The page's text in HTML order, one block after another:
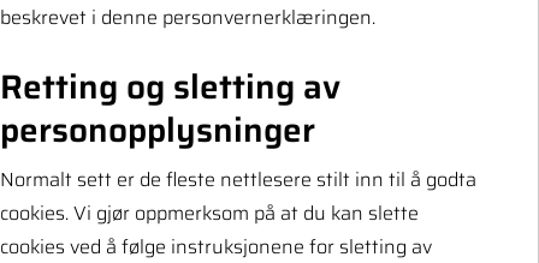
beskrevet i denne personvernerklæringen.
Retting og sletting av
personopplysninger
Normalt sett er de fleste nettlesere stilt inn til å godta
cookies. Vi gjør oppmerksom på at du kan slette
cookies ved å følge instruksjonene for sletting av